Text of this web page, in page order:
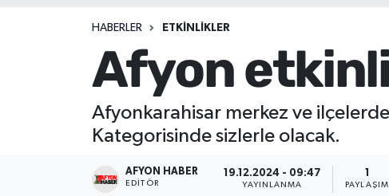
HABERLER ETKINLIKLER
Afyon
Afyonkarahisar merkez ve
Kategorisinde sizlerle olacak.
AFYON HABER
EDITÖR
19.12.2024 - 09:47
YAYINLANMA PAYLAŞIM
Asayiş Yaşam
Sivil Toplum
Ekonomi